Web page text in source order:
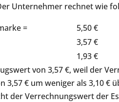
Unternehmer rechnet wie
=
5,50 €
3,57 €
1,93 €
von 3,57 €, weil der
3,57 € um weniger als 3,10 €
der Verrechnungswert der